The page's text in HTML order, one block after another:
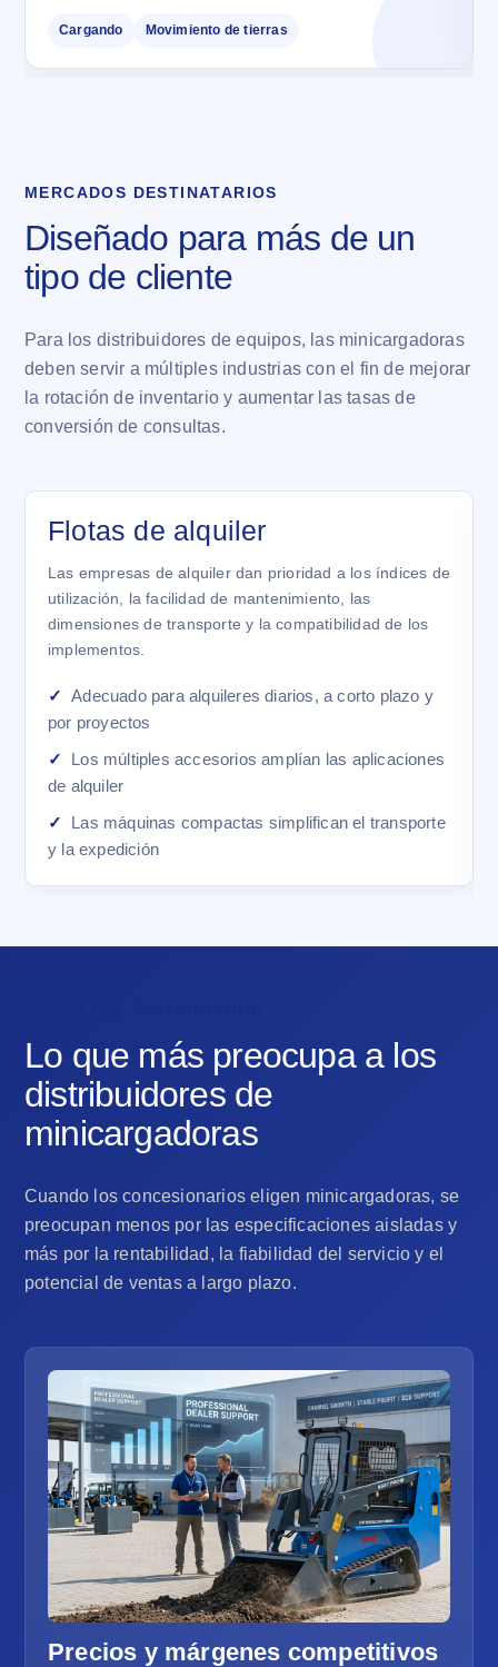
Cargando Movimiento de tierras
MERCADOS DESTINATARIOS
Diseñado para más de un
tipo de cliente
Para los distribuidores de equipos, las minicargadoras
deben servir a múltiples industrias con el fin de mejorar
la rotación de inventario y aumentar las tasas de
conversión de consultas.
Flotas de alquiler
Las empresas de alquiler dan prioridad a los índices de
utilización, la facilidad de mantenimiento, las
dimensiones de transporte y la compatibilidad de los
implementos.
Adecuado para alquileres diarios, a corto plazo y
por proyectos
Los múltiples accesorios amplían las aplicaciones
de alquiler
Las máquinas compactas simplifican el transporte
y la expedición
Lo que más preocupa a los
distribuidores de
minicargadoras
Cuando los concesionarios eligen minicargadoras, se
preocupan menos por las especificaciones aisladas y
más por la rentabilidad, la fiabilidad del servicio y el
potencial de ventas a largo plazo.
Precios y márgenes competitivos